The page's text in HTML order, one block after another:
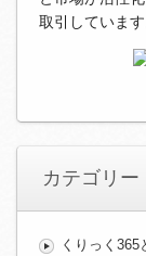
取引しています
カテゴリー
くりっく365